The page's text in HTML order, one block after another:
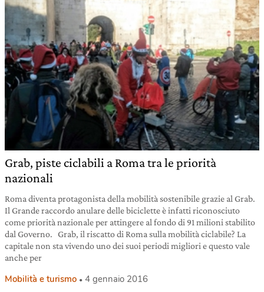
Grab, piste ciclabili a Roma tra le priorità
nazionali
Roma diventa protagonista della mobilità sostenibile grazie al Grab.
Il Grande raccordo anulare delle biciclette è infatti riconosciuto
come priorità nazionale per attingere al fondo di 91 milioni stabilito
dal Governo. Grab, il riscatto di Roma sulla mobilità ciclabile? La
capitale non sta vivendo uno dei suoi periodi migliori e questo vale
anche per
Mobilità e turismo 4 gennaio 2016